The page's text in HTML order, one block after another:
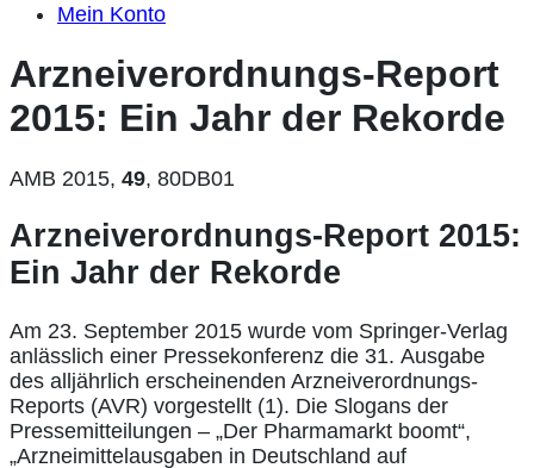
Mein Konto
Arzneiverordnungs-Report
2015: Ein Jahr der Rekorde
AMB 2015, 49, 80DB01
Arzneiverordnungs-Report 2015:
Ein Jahr der Rekorde
Am 23. September 2015 wurde vom Springer-Verlag
anlässlich einer Pressekonferenz die 31. Ausgabe
des alljährlich erscheinenden Arzneiverordnungs-
Reports (AVR) vorgestellt (1). Die Slogans der
Pressemitteilungen – „Der Pharmamarkt boomt“,
„Arzneimittelausgaben in Deutschland auf